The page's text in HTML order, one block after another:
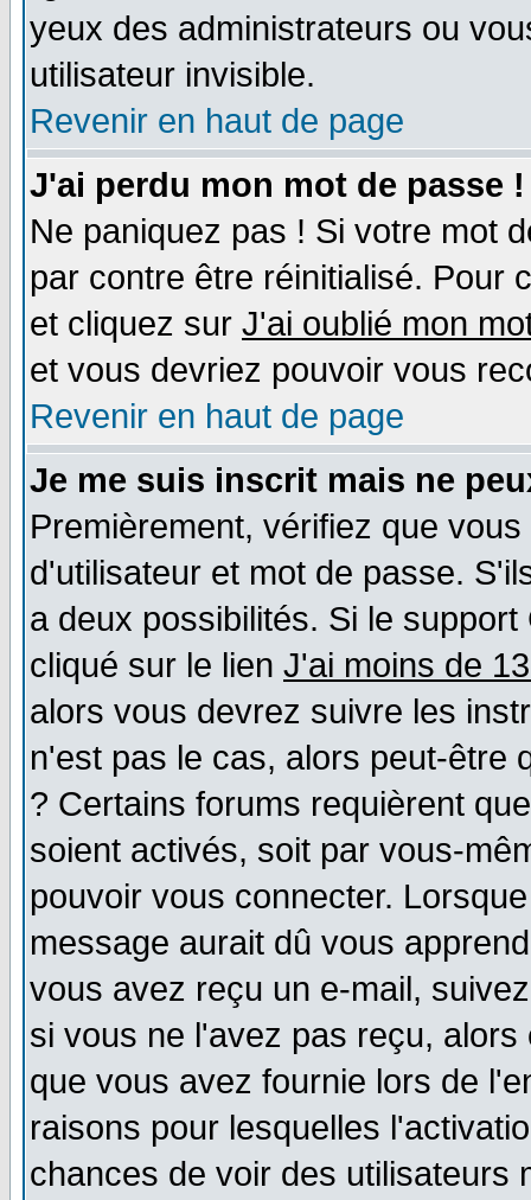
yeux des administrateurs ou
utilisateur invisible.
Revenir en haut de page
J'ai perdu mon mot de passe !
Ne paniquez pas ! Si votre mot
par contre être réinitialisé. Pour
et cliquez sur J'ai oublié mon
et vous devriez pouvoir vous
Revenir en haut de page
Je me suis inscrit mais ne
Premièrement, vérifiez que
d'utilisateur et mot de passe.
a deux possibilités. Si le
cliqué sur le lien J'ai moins de
alors vous devrez suivre les
n'est pas le cas, alors peut-être
? Certains forums requièrent
soient activés, soit par vous-
pouvoir vous connecter.
message aurait dû vous
vous avez reçu un e-mail,
si vous ne l'avez pas reçu,
que vous avez fournie lors de
raisons pour lesquelles
chances de voir des utilisateurs